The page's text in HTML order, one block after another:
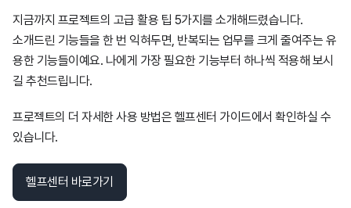
지금까지 프로젝트의 고급 활용 팁 5가지를 소개해드렸습니다.
소개드린 기능들을 한 번 익혀두면, 반복되는 업무를 크게 줄여주는 유
용한 기능들이예요. 나에게 가장 필요한 기능부터 하나씩 적용해 보시
길 추천드립니다.
프로젝트의 더 자세한 사용 방법은 헬프센터 가이드에서 확인하실 수
있습니다.
헬프센터 바로가기